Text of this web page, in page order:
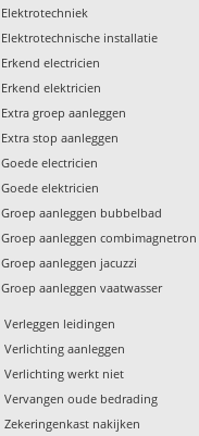
Elektrotechniek
Elektrotechnische installatie
Erkend electricien
Erkend elektricien
Extra groep aanleggen
Extra stop aanleggen
Goede electricien
Goede elektricien
Groep aanleggen bubbelbad
Groep aanleggen combimagnetron
Groep aanleggen jacuzzi
Groep aanleggen vaatwasser
Verleggen leidingen
Verlichting aanleggen
Verlichting werkt niet
Vervangen oude bedrading
Zekeringenkast nakijken